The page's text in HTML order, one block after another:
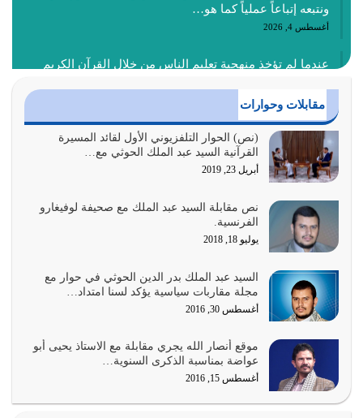
ونتبعه إتباعاً عملياً كما هو…
أغسطس 4, 2026
عندما لم تؤخذ منهجية تعليم الناس من خلال القرآن الكريم
أغسطس 3, 2026
الغاية من الصلاة هو ذكر الله (أقم الصلاة لذكري) إضافة إلى
{وَأَعِدُّوا لَهُمْ مَا…
أغسطس 2, 2026
السبب الرئيسي لشقاء الأمة الابتعاد عن كتاب الله والتعدي
لحدود الله بالإضافات للدين
أغسطس 1, 2026
أبرز أسباب الشقاء هو الإعراض عن ذكر الله وعن هدى الله
المتمثل في القرآن الكريم
يوليو 31, 2026
أولياء الشيطان كلما كانوا أكثر ولاءً وطاعة للشيطان كلما كانوا
أكثر ضعفاً
يوليو 30, 2026
مقابلات وحوارات
(نص) الحوار التلفزيوني الأول لقائد المسيرة
القرآنية السيد عبد الملك الحوثي مع…
أبريل 23, 2019
نص مقابلة السيد عبد الملك مع صحيفة لوفيغارو
الفرنسية.
يوليو 18, 2018
السيد عبد الملك بدر الدين الحوثي في حوار مع
مجلة مقاربات سياسية يؤكد لسنا امتداد…
أغسطس 30, 2016
موقع أنصار الله يجري مقابلة مع الاستاذ يحيى أبو
عواضة بمناسبة الذكرى السنوية…
أغسطس 15, 2016